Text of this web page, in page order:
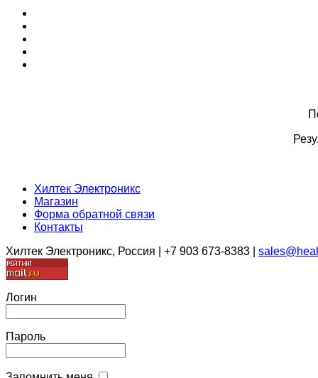
Хилтек Электроникс
Магазин
Форма обратной связи
Контакты
Хилтек Электроникс, Россия | +7 903 673-8383 |
Логин
Пароль